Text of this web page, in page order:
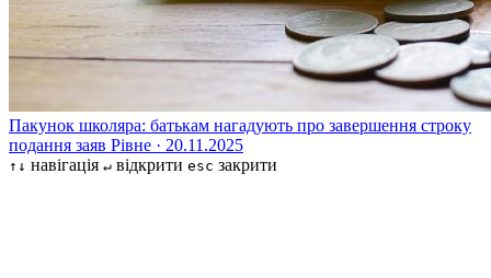
Пакунок школяра: батькам нагадують про завершення строку
подання заяв Рівне · 20.11.2025
↑↓ навігація ↵ відкрити esc закрити